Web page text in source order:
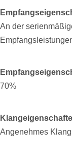
An der
70%
Angenehmes